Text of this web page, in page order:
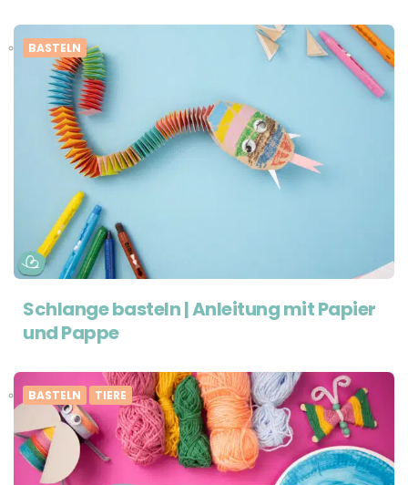
BASTELN
Schlange basteln | Anleitung mit Papier
und Pappe
BASTELN TIERE